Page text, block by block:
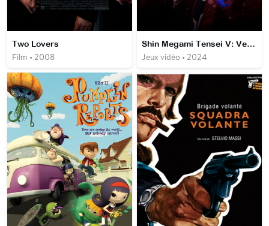
Two Lovers
Film • 2008
Shin Megami Tensei V: Vengeance
Jeux vidéo • 2024